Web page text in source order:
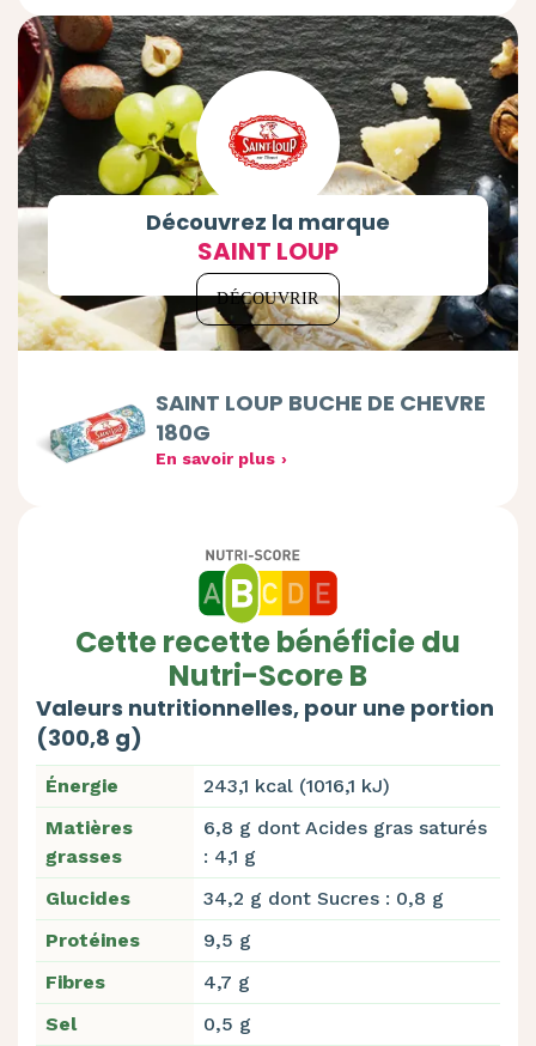
Découvrez la marque
SAINT LOUP
DÉCOUVRIR
SAINT LOUP BUCHE DE CHEVRE
180G
En savoir plus
Cette recette bénéficie du
Nutri-Score B
Valeurs nutritionnelles, pour une portion
(300,8 g)
Énergie
243,1 kcal (1016,1 kJ)
Matières
grasses
6,8 g dont Acides gras saturés
: 4,1 g
Glucides
34,2 g dont Sucres : 0,8 g
Protéines
9,5 g
Fibres
4,7 g
Sel
0,5 g